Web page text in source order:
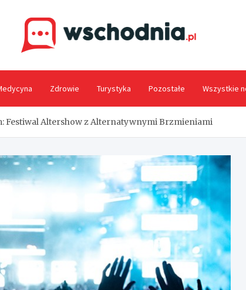
Zdrowie Turystyka Pozostałe Wszystkie
Festiwal Altershow z Alternatywnymi Brzmieniami